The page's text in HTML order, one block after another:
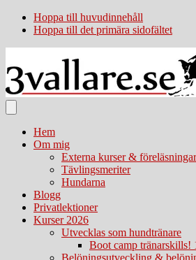
Hoppa till huvudinnehåll
Hoppa till det primära sidofältet
Hem
Om mig
Externa kurser & föreläsningar
Tävlingsmeriter
Hundarna
Blogg
Privatlektioner
Kurser 2026
Utvecklas som hundtränare
Boot camp tränarskills!
Belöningsutveckling &